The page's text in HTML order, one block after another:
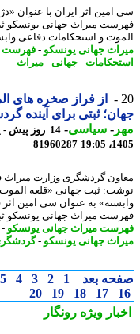
اثر ایران با عنوان «دژ
میراث جهانی یونسکو ثبت
و استحکامات دفاعی وابسته
جهانی یونسکو-فهرست
-جهانی-میراث
از فراز صخره های
ثبتی برای آینده
-سیاسی-
81960287
گردشگری وزارت میراث
ثبت جهانی «قلعه الموت و
به عنوان سی امین اثر
میراث جهانی یونسکو
میراث جهانی یونسکو-
جهانی یونسکو-گردشگری-
بعد 1
2
3
4
5
6
17
18
19
20
ویژهرونگار